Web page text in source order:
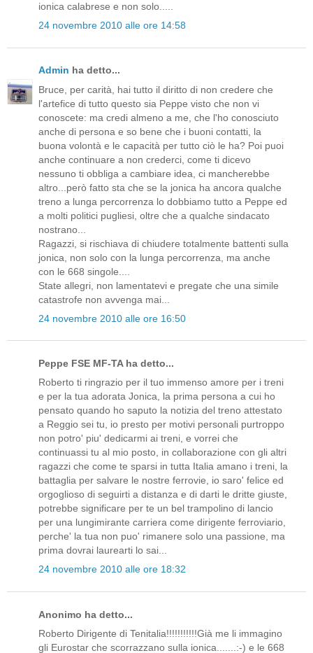
ionica calabrese e non solo.....
24 novembre 2010 alle ore 14:58
Admin ha detto...
Bruce, per carità, hai tutto il diritto di non credere che
l'artefice di tutto questo sia Peppe visto che non vi
conoscete: ma credi almeno a me, che l'ho conosciuto
anche di persona e so bene che i buoni contatti, la
buona volontà e le capacità per tutto ciò le ha? Poi puoi
anche continuare a non crederci, come ti dicevo
nessuno ti obbliga a cambiare idea, ci mancherebbe
altro...però fatto sta che se la jonica ha ancora qualche
treno a lunga percorrenza lo dobbiamo tutto a Peppe ed
a molti politici pugliesi, oltre che a qualche sindacato
nostrano...
Ragazzi, si rischiava di chiudere totalmente battenti sulla
jonica, non solo con la lunga percorrenza, ma anche
con le 668 singole....
State allegri, non lamentatevi e pregate che una simile
catastrofe non avvenga mai...
24 novembre 2010 alle ore 16:50
Peppe FSE MF-TA ha detto...
Roberto ti ringrazio per il tuo immenso amore per i treni
e per la tua adorata Jonica, la prima persona a cui ho
pensato quando ho saputo la notizia del treno attestato
a Reggio sei tu, io presto per motivi personali purtroppo
non potro' piu' dedicarmi ai treni, e vorrei che
continuassi tu al mio posto, in collaborazione con gli altri
ragazzi che come te sparsi in tutta Italia amano i treni, la
battaglia per salvare le nostre ferrovie, io saro' felice ed
orgoglioso di seguirti a distanza e di darti le dritte giuste,
potrebbe significare per te un bel trampolino di lancio
per una lungimirante carriera come dirigente ferroviario,
perche' la tua non puo' rimanere solo una passione, ma
prima dovrai laurearti lo sai...
24 novembre 2010 alle ore 18:32
Anonimo ha detto...
Roberto Dirigente di Tenitalia!!!!!!!!!!!Già me li immagino
gli Eurostar che scorrazzano sulla ionica.......:-) e le 668